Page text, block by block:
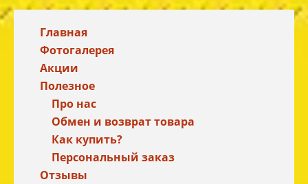
Главная
Фотогалерея
Акции
Полезное
Про нас
Обмен и возврат товара
Как купить?
Персональный заказ
Отзывы